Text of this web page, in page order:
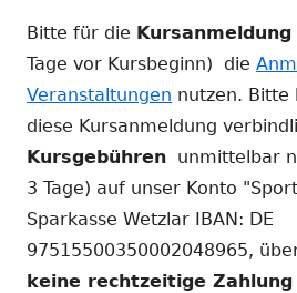
Bitte für die Kursanmeldung
Tage vor Kursbeginn) die
Veranstaltungen nutzen. Bitte
diese Kursanmeldung
Kursgebühren unmittelbar
3 Tage) auf unser Konto
Sparkasse Wetzlar IBAN: DE
97515500350002048965,
keine rechtzeitige